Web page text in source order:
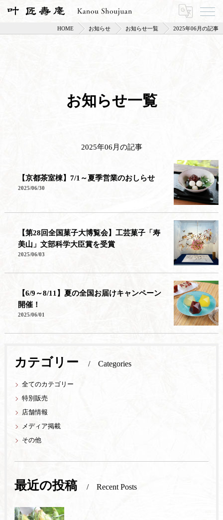
HOME お知らせ お知らせ一覧 2025年06月の記事
お知らせ一覧
2025年06月の記事
【京都茶室棟】7/1～夏季営業のおしらせ
2025/06/30
【第28回全国菓子大博覧会】工芸菓子「寿
美山」文部科学大臣賞を受賞
2025/06/03
【6/9～8/11】夏の全国お届けキャンペーン
開催！
2025/06/01
カテゴリー Categories
全てのカテゴリー
特別販売
店舗情報
メディア掲載
その他
最近の投稿 Recent Posts